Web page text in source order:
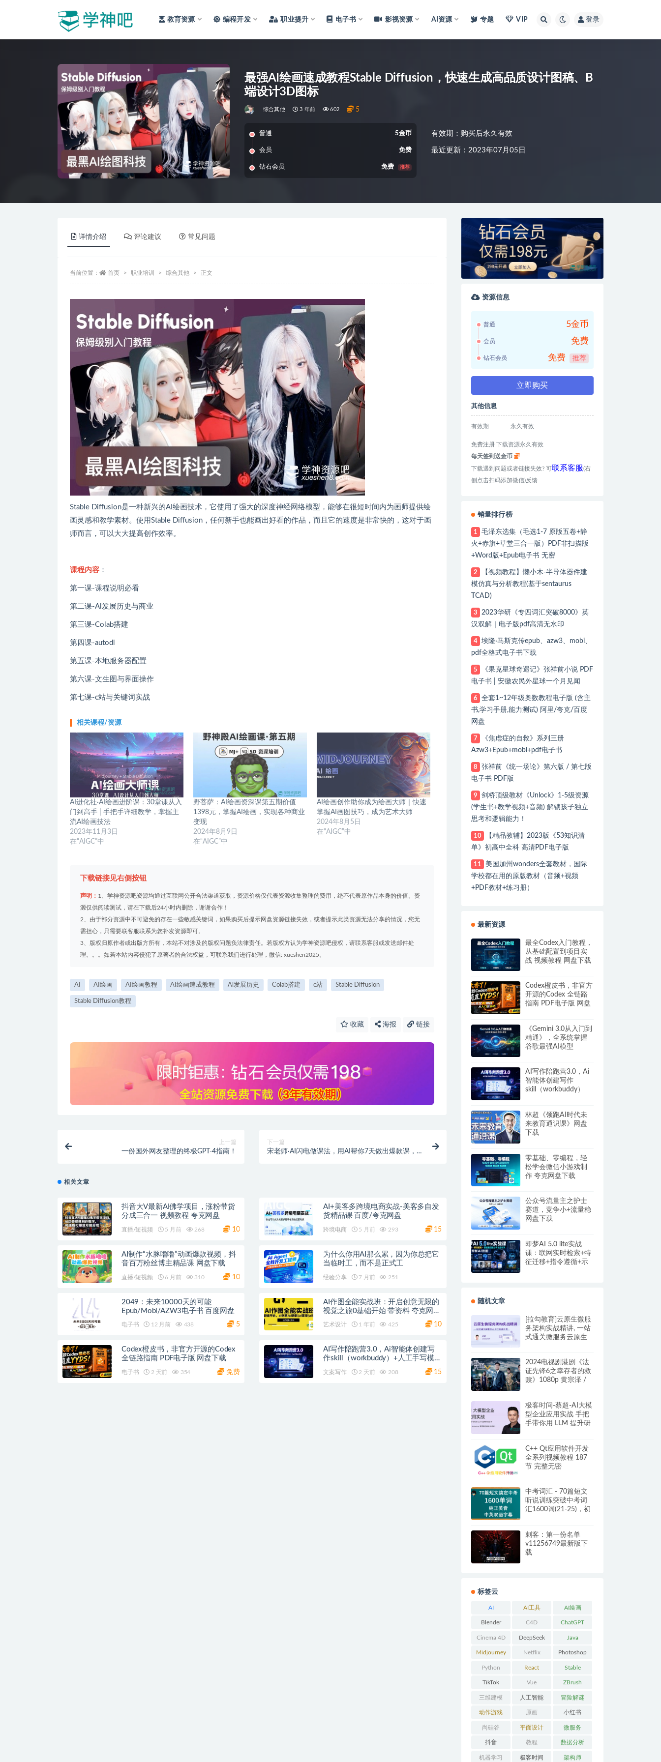
教育资源 编程开发 职业提升 电子书 影视资源 AI资源 专题 VIP 登录
最强AI绘画速成教程Stable Diffusion，快速生成高品质设计图稿、B
端设计3D图标
综合其他 3 年前 602 5
普通 5金币
会员 免费
钻石会员 免费 推荐
有效期：购买后永久有效
最近更新：2023年07月05日
详情介绍 评论建议 常见问题
当前位置： 首页 职业培训 综合其他 正文
Stable Diffusion是一种新兴的AI绘画技术，它使用了强大的深度神经网络模型，能够在很短时间内为画师提供绘
画灵感和教学素材。使用Stable Diffusion，任何新手也能画出好看的作品，而且它的速度是非常快的，这对于画
师而言，可以大大提高创作效率。
课程内容 ：
第一课-课程说明必看
第二课-Al发展历史与商业
第三课-Colab搭建
第四课-autodl
第五课-本地服务器配置
第六课-文生图与界面操作
第七课-c站与关键词实战
相关课程/资源
AI进化社·AI绘画进阶课：30堂课从入
门到高手 | 手把手详细教学，掌握主
流AI绘画技法
2023年11月3日
在“AIGC”中
野菩萨：AI绘画资深课第五期价值
1398元，掌握AI绘画，实现各种商业
变现
2024年8月9日
在“AIGC”中
AI绘画创作助你成为绘画大师｜快速
掌握AI画图技巧，成为艺术大师
2024年8月5日
在“AIGC”中
下载链接见右侧按钮
声明： 1、学神资源吧资源均通过互联网公开合法渠道获取，资源价格仅代表资源收集整理的费用，绝不代表原作品本身的价值。资
源仅供阅读测试，请在下载后24小时内删除，谢谢合作！
2、由于部分资源中不可避免的存在一些敏感关键词，如果购买后提示网盘资源链接失效，或者提示此类资源无法分享的情况，您无
需担心，只需要联客服联系为您补发资源即可。
3、版权归原作者或出版方所有，本站不对涉及的版权问题负法律责任。若版权方认为学神资源吧侵权，请联系客服或发送邮件处
理。。。如若本站内容侵犯了原著者的合法权益，可联系我们进行处理，微信: xueshen2025。
AI AI绘画 AI绘画教程 AI绘画速成教程 Al发展历史 Colab搭建 c站 Stable Diffusion
Stable Diffusion教程
收藏 海报 链接
上一篇
一份国外网友整理的终极GPT-4指南！
下一篇
宋老师·AI闪电做课法，用AI帮你7天做出爆款课，
相关文章
抖音大V最新AI佛学项目，涨粉带货
分成三合一 视频教程 夸克网盘
直播/短视频 5 月前 268 10
AI+美客多跨境电商实战-美客多自发
货精品课 百度/夸克网盘
跨境电商 5 月前 293 15
AI制作“水豚噜噜”动画爆款视频，抖
音百万粉丝博主精品课 网盘下载
直播/短视频 6 月前 310 10
为什么你用AI那么累，因为你总把它
当临时工，而不是正式工
经验分享 7 月前 251
2049：未来10000天的可能
Epub/Mobi/AZW3电子书 百度网盘
电子书 12 月前 438 5
AI作图全能实战班：开启创意无限的
视觉之旅0基础开始 带资料 夸克网盘
艺术设计 1 年前 425 10
Codex橙皮书，非官方开源的Codex
全链路指南 PDF电子版 网盘下载
电子书 2 天前 354 免费
AI写作陪跑营3.0，Ai智能体创建写
作skill（workbuddy）+人工手写模式
文案写作 2 天前 208 15
资源信息
普通 5金币
会员 免费
钻石会员 免费 推荐
立即购买
其他信息
有效期 永久有效
免费注册 下载资源永久有效
每天签到送金币
下载遇到问题或者链接失效? 可联系客服(右
侧点击扫码添加微信)反馈
销量排行榜
1
毛泽东选集（毛选1-7 原版五卷+静
火+赤旗+草堂三合一版）PDF非扫描版
+Word版+Epub电子书 无密
2
【视频教程】懒小木-半导体器件建
模仿真与分析教程(基于sentaurus
TCAD)
3
2023华研《专四词汇突破8000》英
汉双解｜电子版pdf高清无水印
4
埃隆·马斯克传epub、azw3、mobi、
pdf全格式电子书下载
5
《果克星球奇遇记》张祥前小说 PDF
电子书 | 安徽农民外星球一个月见闻
6
全套1~12年级奥数教程电子版 (含主
书,学习手册,能力测试) 阿里/夸克/百度
网盘
7
《焦虑症的自救》系列三册
Azw3+Epub+mobi+pdf电子书
8
张祥前《统一场论》第六版 / 第七版
电子书 PDF版
9
剑桥顶级教材《Unlock》1-5级资源
(学生书+教学视频+音频) 解锁孩子独立
思考和逻辑能力！
10
【精品教辅】2023版《53知识清
单》初高中全科 高清PDF电子版
11
美国加州wonders全套教材，国际
学校都在用的原版教材（音频+视频
+PDF教材+练习册）
最新资源
最全Codex入门教程，
从基础配置到项目实
战 视频教程 网盘下载
Codex橙皮书，非官方
开源的Codex 全链路
指南 PDF电子版 网盘
《Gemini 3.0从入门到
精通》，全系统掌握
谷歌最强AI模型
AI写作陪跑营3.0，Ai
智能体创建写作
skill（workbuddy）
林超《领跑AI时代未
来教育通识课》网盘
下载
零基础、零编程，轻
松学会微信小游戏制
作 夸克网盘下载
公众号流量主之护士
赛道，竞争小+流量稳
网盘下载
即梦AI 5.0 lite实战
课：联网实时检索+特
征迁移+指令遵循+示
随机文章
[拉勾教育]云原生微服
务架构实战精讲, 一站
式通关微服务云原生
2024电视剧港剧《法
证先锋6之幸存者的救
赎》1080p 黄宗泽 /
极客时间-蔡超-AI大模
型企业应用实战 手把
手带你用 LLM 提升研
C++ Qt应用软件开发
全系列视频教程 187
节 完整无密
中考词汇 - 70篇短文
听说训练突破中考词
汇1600词(21-25)，初
刺客：第一份名单
v11256749最新版下
载
标签云
AI AI工具 AI绘画
Blender C4D ChatGPT
Cinema 4D DeepSeek Java
Midjourney Netflix Photoshop
Python React Stable
Diffusion
TikTok Vue ZBrush
三维建模 人工智能 冒险解谜
AVG
动作游戏
ACT
原画 小红书
尚硅谷 平面设计 微服务
抖音 教程 数据分析
机器学习 极客时间 架构师